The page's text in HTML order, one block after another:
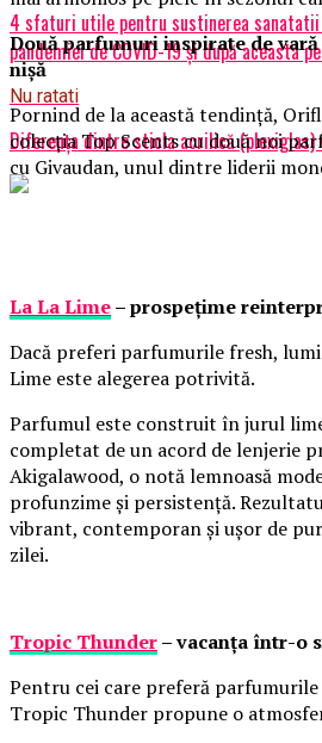
4 sfaturi utile pentru sustinerea
pandemiei de COVID-19 și după aceasta
Nu ratati
Diferența dintre sticla acrilică (plexiglas)
Două parfumuri inspirate de
nișă
Pornind de la această tendință,
colecția Top Scents cu două noi
cu Givaudan, unul dintre liderii
La La Lime– prospețime
Dacă preferi parfumurile fresh,
Lime este alegerea potrivită.
Parfumul este construit în jurul
completat de un acord de lenjerie
Akigalawood, o notă lemnoasă
profunzime și persistență.
vibrant, contemporan și ușor de
zilei.
Tropic Thunder– vacanța într-o
Pentru cei care preferă parfumurile
Tropic Thunder propune o